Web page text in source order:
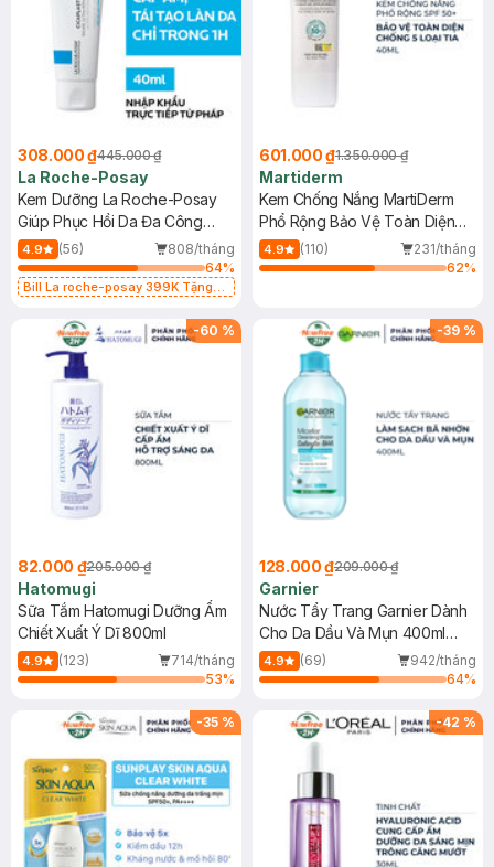
308.000 ₫445.000 ₫
La Roche-Posay
Kem Dưỡng La Roche-Posay
Giúp Phục Hồi Da Đa Công
Dụng 40ml
4.9 (56)
808/tháng
64%
Bill La roche-posay 399K Tặng
(SL có hạn)
601.000 ₫1.350.000 ₫
Martiderm
Kem Chống Nắng MartiDerm
Phổ Rộng Bảo Vệ Toàn Diện
40ml
4.9 (110)
231/tháng
62%
-60 %
82.000 ₫205.000 ₫
Hatomugi
Sữa Tắm Hatomugi Dưỡng Ẩm
Chiết Xuất Ý Dĩ 800ml
4.9 (123)
714/tháng
53%
-39 %
128.000 ₫209.000 ₫
Garnier
Nước Tẩy Trang Garnier Dành
Cho Da Dầu Và Mụn 400ml
(Mới)
4.9 (69)
942/tháng
64%
-35 % -42 %